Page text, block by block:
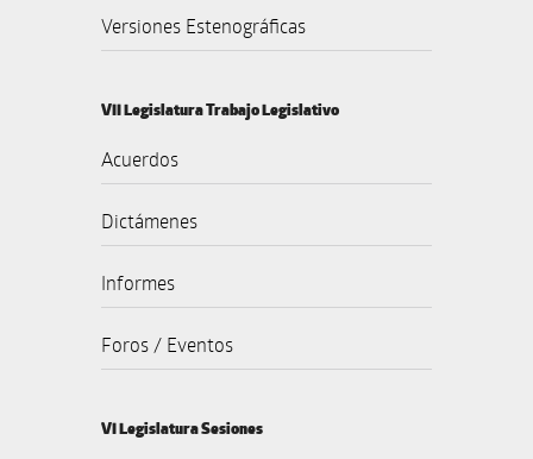
Versiones Estenográficas
VII Legislatura Trabajo Legislativo
Acuerdos
Dictámenes
Informes
Foros / Eventos
VI Legislatura Sesiones